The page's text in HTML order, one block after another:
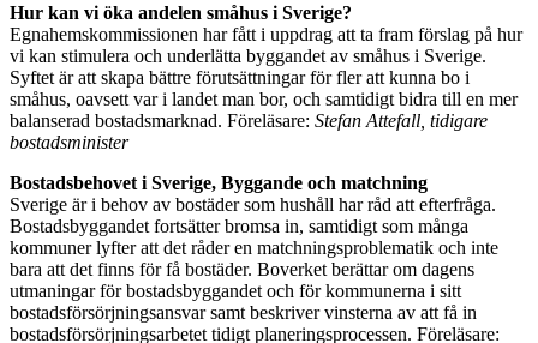
Hur kan vi öka andelen småhus i Sverige?
Egnahemskommissionen har fått i uppdrag att ta fram förslag på hur
vi kan stimulera och underlätta byggandet av småhus i Sverige.
Syftet är att skapa bättre förutsättningar för fler att kunna bo i
småhus, oavsett var i landet man bor, och samtidigt bidra till en mer
balanserad bostadsmarknad. Föreläsare: Stefan Attefall, tidigare
bostadsminister
Bostadsbehovet i Sverige, Byggande och matchning
Sverige är i behov av bostäder som hushåll har råd att efterfråga.
Bostadsbyggandet fortsätter bromsa in, samtidigt som många
kommuner lyfter att det råder en matchningsproblematik och inte
bara att det finns för få bostäder. Boverket berättar om dagens
utmaningar för bostadsbyggandet och för kommunerna i sitt
bostadsförsörjningsansvar samt beskriver vinsterna av att få in
bostadsförsörjningsarbetet tidigt planeringsprocessen. Föreläsare: